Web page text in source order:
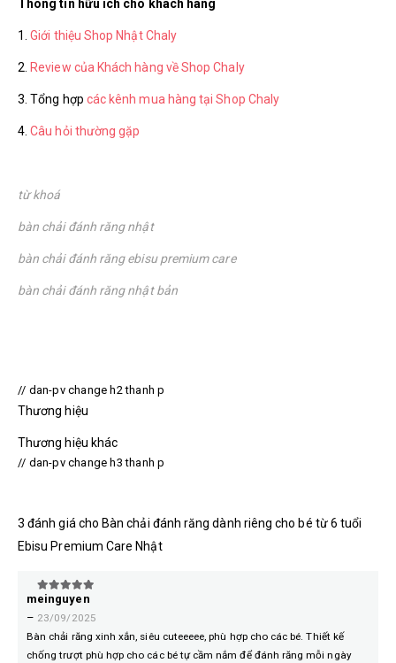
Thông tin hữu ích cho khách hàng
1.Giới thiệu Shop Nhật Chaly
2. Review của Khách hàng về Shop Chaly
3. Tổng hợp các kênh mua hàng tại Shop Chaly
4.Câu hỏi thường gặp
từ khoá
bàn chải đánh răng nhật
bàn chải đánh răng ebisu premium care
bàn chải đánh răng nhật bản
// dan-pv change h2 thanh p
Thương hiệu
Thương hiệu khác
// dan-pv change h3 thanh p
3 đánh giá cho Bàn chải đánh răng dành riêng cho bé từ 6 tuổi
Ebisu Premium Care Nhật
5trên 5
meinguyen
– 23/09/2025
Bàn chải răng xinh xắn, siêu cuteeeee, phù hợp cho các bé. Thiết kế
chống trượt phù hợp cho các bé tự cầm nắm để đánh răng mỗi ngày